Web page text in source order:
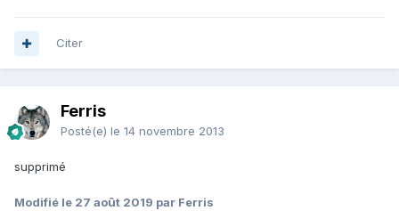
Citer
Ferris
Posté(e) le 14 novembre 2013
supprimé
Modifié le 27 août 2019 par Ferris